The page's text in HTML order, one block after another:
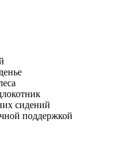
сидений
поддержкой